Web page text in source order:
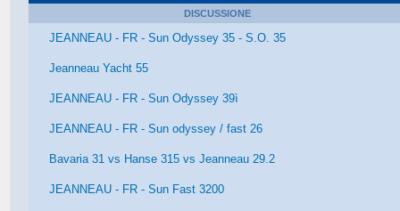
DISCUSSIONE
JEANNEAU - FR - Sun Odyssey 35 - S.O. 35
Jeanneau Yacht 55
JEANNEAU - FR - Sun Odyssey 39ì
JEANNEAU - FR - Sun odyssey / fast 26
Bavaria 31 vs Hanse 315 vs Jeanneau 29.2
JEANNEAU - FR - Sun Fast 3200